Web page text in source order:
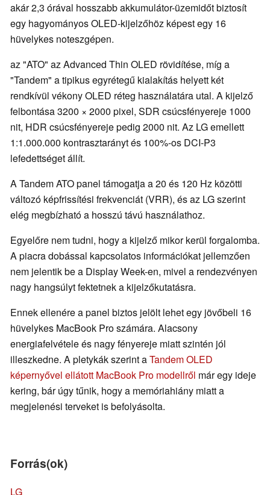
akár 2,3 órával hosszabb akkumulátor-üzemidőt biztosít
egy hagyományos OLED-kijelzőhöz képest egy 16
hüvelykes noteszgépen.
az "ATO" az Advanced Thin OLED rövidítése, míg a
"Tandem" a tipikus egyrétegű kialakítás helyett két
rendkívül vékony OLED réteg használatára utal. A kijelző
felbontása 3200 × 2000 pixel, SDR csúcsfényereje 1000
nit, HDR csúcsfényereje pedig 2000 nit. Az LG emellett
1:1.000.000 kontrasztarányt és 100%-os DCI-P3
lefedettséget állít.
A Tandem ATO panel támogatja a 20 és 120 Hz közötti
változó képfrissítési frekvenciát (VRR), és az LG szerint
elég megbízható a hosszú távú használathoz.
Egyelőre nem tudni, hogy a kijelző mikor kerül forgalomba.
A piacra dobással kapcsolatos információkat jellemzően
nem jelentik be a Display Week-en, mivel a rendezvényen
nagy hangsúlyt fektetnek a kijelzőkutatásra.
Ennek ellenére a panel biztos jelölt lehet egy jövőbeli 16
hüvelykes MacBook Pro számára. Alacsony
energiafelvétele és nagy fényereje miatt szintén jól
illeszkedne. A pletykák szerint aTandem OLED
képernyővel ellátott MacBook Pro modellről már egy ideje
kering, bár úgy tűnik, hogy a memóriahiány miatt a
megjelenési terveket is befolyásolta.
Forrás(ok)
LG